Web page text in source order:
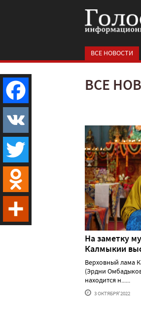
ВСЕ НОВОСТИ
ВСЕ
На заметку
Калмыкии
Верховный лама
(Эрдни
находится н......
3 ОКТЯБРЯ'2022
Facebook
VK
Twitter
Odnoklassniki